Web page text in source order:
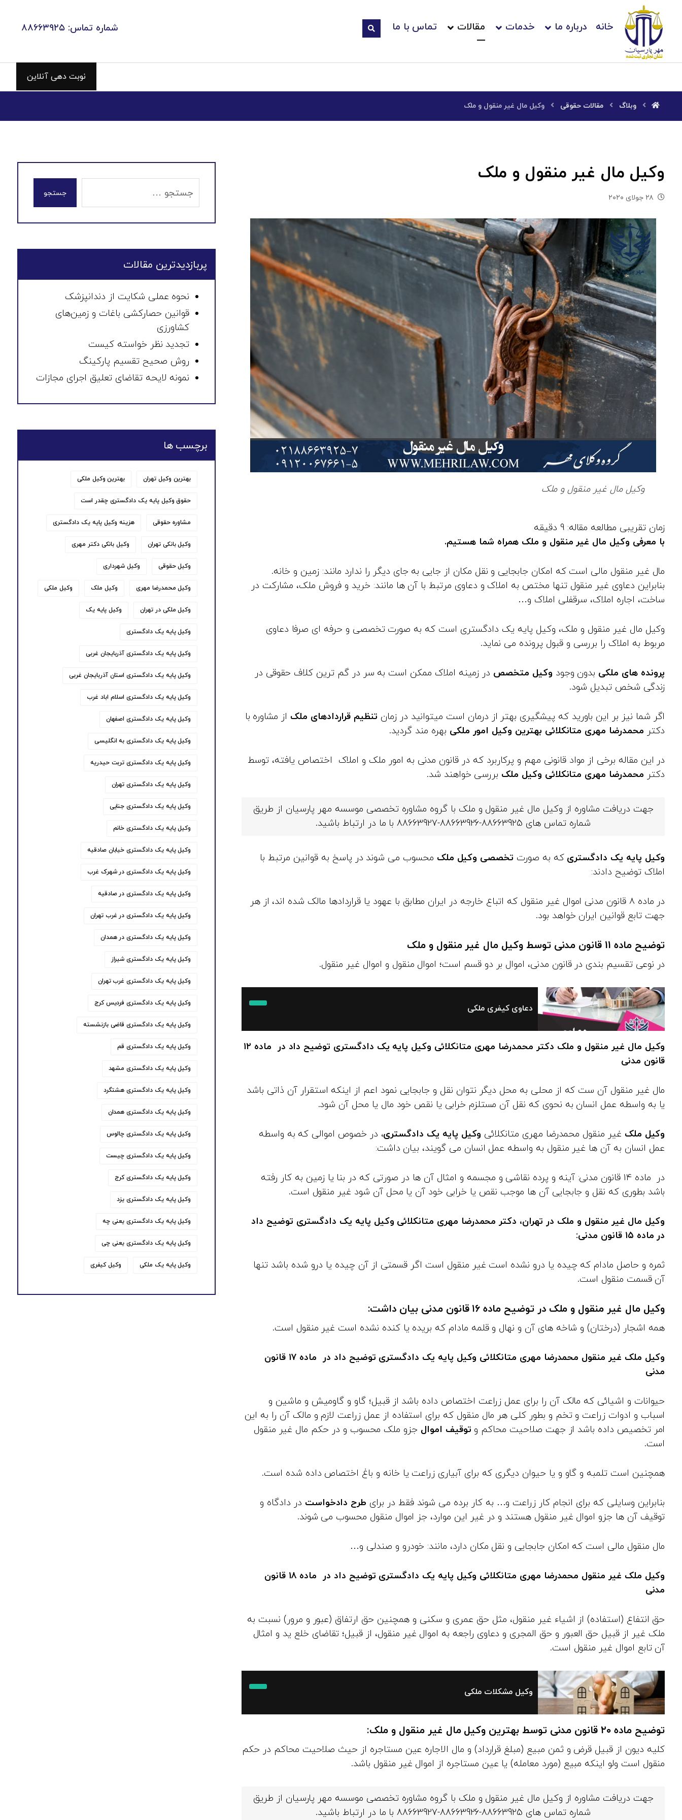
خانه درباره ما خدمات مقالات تماس با ما شماره تماس: ۸۸۶۶۳۹۲۵
نوبت دهی آنلاین
وبلاگ مقالات حقوقی وکیل مال غیر منقول و ملک
وکیل مال غیر منقول و ملک
۲۸ جولای ۲۰۲۰
وکیل مال غیر منقول و ملک
با معرفی وکیل مال غیر منقول و ملک همراه شما هستیم.
مال غیر منقول مالی است که امکان جابجایی و نقل مکان از جایی به جای دیگر را ندارد مانند: زمین و خانه.
بنابراین دعاوی غیر منقول تنها مختص به املاک و دعاوی مرتبط با آن ها مانند: خرید و فروش ملک، مشارکت در
ساخت، اجاره املاک، سرقفلی املاک و…
وکیل مال غیر منقول و ملک، وکیل پایه یک دادگستری است که به صورت تخصصی و حرفه‌ ای صرفا دعاوی
مربوط به املاک را بررسی و قبول پرونده می‌ نماید.
پرونده‌ های ملکی بدون وجود وکیل متخصص در زمینه املاک ممکن است به سر در گم‌ ترین کلاف حقوقی در
زندگی شخص تبدیل شود.
اگر شما نیز بر این باورید که پیشگیری بهتر از درمان است میتوانید در زمان تنظیم قراردادهای ملک از مشاوره با
دکتر محمدرضا مهری متانکلائی بهترین وکیل امور ملکی بهره‌ مند گردید.
در این مقاله برخی از مواد قانونی مهم و پرکاربرد که در قانون مدنی به امور ملک و املاک اختصاص یافته، توسط
دکتر محمدرضا مهری متانکلائی وکیل ملک بررسی خواهند شد.
جهت دریافت مشاوره از وکیل مال غیر منقول و ملک با گروه مشاوره تخصصی موسسه مهر پارسیان از طریق
شماره تماس های 88663925-88663926-88663927 با ما در ارتباط باشید.
وکیل پایه یک دادگستری که به صورت تخصصی وکیل ملک محسوب می‌ شوند در پاسخ به قوانین مرتبط با
املاک توضیح دادند:
در ماده ۸ قانون مدنی اموال غیر منقول که اتباع خارجه در ایران مطابق با عهود یا قراردادها مالک شده‌ اند، از هر
جهت تابع قوانین ایران خواهد بود.
توضیح ماده 11 قانون مدنی توسط وکیل مال غیر منقول و ملک
در نوعی تقسیم‌ بندی در قانون مدنی، اموال بر دو قسم است؛ اموال منقول و اموال غیر منقول.
دعاوی کیفری ملکی
وکیل مال غیر منقول و ملک دکتر محمدرضا مهری متانکلائی وکیل پایه یک دادگستری
توضیح داد در ماده ۱۲
قانون مدنی
مال غیر منقول آن ست که از محلی به محل دیگر نتوان نقل و جابجایی نمود اعم از اینکه استقرار آن ذاتی باشد
یا به واسطه عمل انسان به نحوی که‌ نقل آن مستلزم خرابی یا نقص خود مال یا محل آن شود.
وکیل ملک غیر منقول محمدرضا مهری متانکلائی وکیل پایه یک دادگستری، در خصوص اموالی که به واسطه
عمل انسان به آن ها غیر منقول به واسطه عمل انسان می‌ گویند، بیان داشت:
در ماده ۱۴ قانون مدنی: آینه و پرده نقاشی و مجسمه و امثال آن ها در صورتی که در بنا یا زمین به کار رفته
باشد بطوری که نقل و جابجایی آن‌ ها موجب نقص یا خرابی خود آن‌ یا محل آن شود غیر منقول است.
وکیل مال غیر منقول و ملک در تهران، دکتر محمدرضا مهری متانکلائی وکیل پایه یک دادگستری توضیح داد
در ماده ۱۵ قانون مدنی:
ثمره و حاصل مادام که چیده یا درو نشده است غیر منقول است اگر قسمتی از آن چیده یا درو شده باشد تنها
آن قسمت منقول است.
وکیل مال غیر منقول و ملک در توضیح ماده ۱۶ قانون مدنی بیان داشت:
همه اشجار (درختان) و شاخه‌ های آن و نهال و قلمه مادام که بریده یا کنده نشده است غیر منقول است.
وکیل ملک
غیر منقول محمدرضا مهری متانکلائی وکیل پایه یک دادگستری توضیح داد در ماده ۱۷ قانون
مدنی
حیوانات و اشیائی که مالک آن را برای عمل زراعت اختصاص داده باشد از قبیل؛ گاو و گاومیش و ماشین و
اسباب و ادوات زراعت و تخم‌ و بطور کلی هر مال منقول که برای استفاده از عمل زراعت لازم و مالک آن را به این
امر تخصیص داده باشد از جهت صلاحیت محاکم و‌ توقیف اموال جزو ملک محسوب و در حکم مال غیر منقول
است.
همچنین است تلمبه و گاو و یا حیوان دیگری که برای آبیاری زراعت یا خانه و باغ‌ اختصاص داده شده است.
بنابراین وسایلی که برای انجام کار زراعت و… به کار برده می‌ شوند فقط در برای طرح دادخواست در دادگاه و
توقیف آن ها جزو اموال غیر منقول هستند و در غیر این موارد، جز اموال منقول محسوب می‌ شوند.
مال منقول مالی است که امکان جابجایی و نقل مکان دارد، مانند: خودرو و صندلی و…
وکیل ملک غیر منقول محمدرضا مهری متانکلائی وکیل پایه یک دادگستری
توضیح داد در ماده ۱۸ قانون
مدنی
حق انتفاع (استفاده) از اشیاء غیر منقول، مثل حق عمری و سکنی و همچنین حق ارتفاق (عبور و مرور) نسبت به
ملک غیر از قبیل حق‌ العبور و حق‌ المجری و‌ دعاوی راجعه به اموال غیر منقول، از قبیل؛ تقاضای خلع ید و امثال
آن تابع اموال غیر منقول است.
وکیل مشکلات ملکی
توضیح ماده ۲۰ قانون مدنی توسط بهترین وکیل مال غیر منقول و ملک:
کلیه دیون از قبیل قرض و ثمن مبیع (مبلغ قرارداد) و مال‌ الاجاره عین مستاجره از حیث صلاحیت محاکم در حکم
منقول است ولو اینکه مبیع (مورد معامله) یا عین‌ مستاجره از اموال غیر منقول باشد.
جهت دریافت مشاوره از وکیل مال غیر منقول و ملک با گروه مشاوره تخصصی موسسه مهر پارسیان از طریق
شماره تماس های 88663925-88663926-88663927 با ما در ارتباط باشید.
جستجو
پربازدیدترین مقالات
نحوه عملی شکایت از دندانپزشک
قوانین حصارکشی باغات و زمین‌های
کشاورزی
تجدید نظر خواسته کیست
روش صحیح تقسیم پارکینگ
نمونه لایحه تقاضای تعلیق اجرای مجازات
برچسب ها
بهترین وکیل تهران بهترین وکیل ملکی
حقوق وکیل پایه یک دادگستری چقدر است
مشاوره حقوقی هزینه وکیل پایه یک دادگستری
وکیل بانکی تهران وکیل بانکی دکتر مهری
وکیل حقوقی وکیل شهرداری
وکیل محمدرضا مهری وکیل ملک وکیل ملکی
وکیل ملکی در تهران وکیل پایه یک
وکیل پایه یک دادگستری
وکیل پایه یک دادگستری آذربایجان غربی
وکیل پایه یک دادگستری استان آذربایجان غربی
وکیل پایه یک دادگستری اسلام اباد غرب
وکیل پایه یک دادگستری اصفهان
وکیل پایه یک دادگستری به انگلیسی
وکیل پایه یک دادگستری تربت حیدریه
وکیل پایه یک دادگستری تهران
وکیل پایه یک دادگستری جنایی
وکیل پایه یک دادگستری خانم
وکیل پایه یک دادگستری خیابان صادقیه
وکیل پایه یک دادگستری در شهرک غرب
وکیل پایه یک دادگستری در صادقیه
وکیل پایه یک دادگستری در غرب تهران
وکیل پایه یک دادگستری در همدان
وکیل پایه یک دادگستری شیراز
وکیل پایه یک دادگستری غرب تهران
وکیل پایه یک دادگستری فردیس کرج
وکیل پایه یک دادگستری قاضی بازنشسته
وکیل پایه یک دادگستری قم
وکیل پایه یک دادگستری مشهد
وکیل پایه یک دادگستری هشتگرد
وکیل پایه یک دادگستری همدان
وکیل پایه یک دادگستری چالوس
وکیل پایه یک دادگستری چیست
وکیل پایه یک دادگستری کرج
وکیل پایه یک دادگستری یزد
وکیل پایه یک دادگستری یعنی چه
وکیل پایه یک دادگستری یعنی چی
وکیل پایه یک ملکی وکیل کیفری